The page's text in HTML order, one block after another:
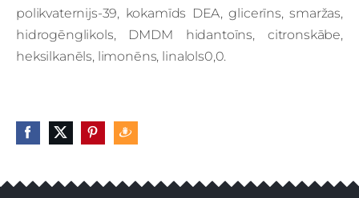
polikvaternijs-39, kokamīds DEA, glicerīns, smaržas,
hidrogēnglikols, DMDM hidantoīns, citronskābe,
heksilkanēls, limonēns, linalols0,0.